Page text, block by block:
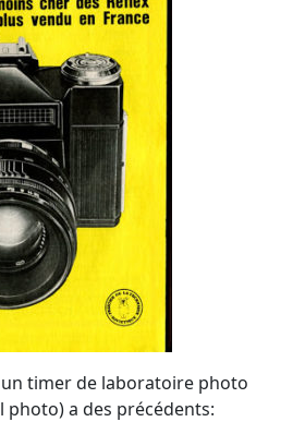
timer de laboratoire photo
photo) a des précédents: